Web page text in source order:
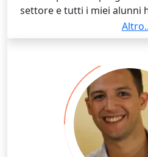
settore e tutti i miei alunni
recupero e/o verifiche a